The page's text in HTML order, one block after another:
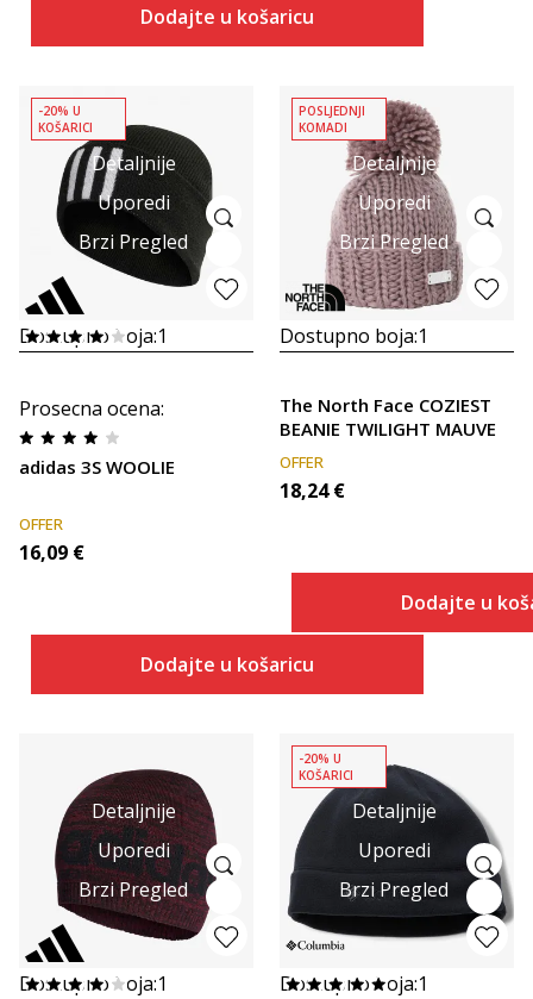
Dodajte u košaricu
Detaljnije
Uporedi
Brzi Pregled
-20% U
KOŠARICI
Dostupno boja:1
Prosecna ocena:
adidas 3S WOOLIE
OFFER
16,09 €
Dodajte u košaricu
Detaljnije
Uporedi
Brzi Pregled
POSLJEDNJI
KOMADI
Dostupno boja:1
The North Face COZIEST
BEANIE TWILIGHT MAUVE
OFFER
18,24 €
Dodajte u
Detaljnije
Uporedi
Brzi Pregled
Dostupno boja:1
Detaljnije
Uporedi
Brzi Pregled
-20% U
KOŠARICI
Dostupno boja:1